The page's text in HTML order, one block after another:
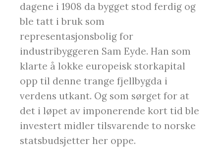
dagene i 1908 da bygget stod ferdig og
ble tatt i bruk som
representasjonsbolig for
industribyggeren Sam Eyde. Han som
klarte å lokke europeisk storkapital
opp til denne trange fjellbygda i
verdens utkant. Og som sørget for at
det i løpet av imponerende kort tid ble
investert midler tilsvarende to norske
statsbudsjetter her oppe.